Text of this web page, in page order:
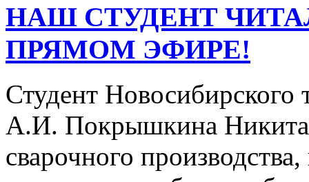
НАШ СТУДЕНТ
ПРЯМОМ ЭФИРЕ!
Студент Новосибирского
А.И. Покрышкина
сварочного